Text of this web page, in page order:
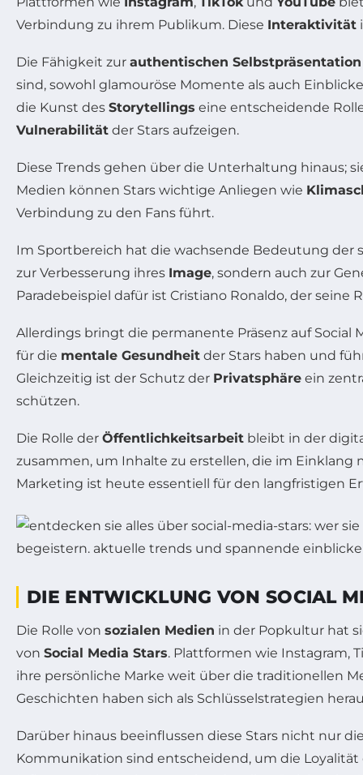
Verbindung zu ihrem Publikum. Diese Interaktivität
Die Fähigkeit zur authentischen Selbstpräsentation
sind, sowohl glamouröse Momente als auch
die Kunst des Storytellings eine entscheidende
Vulnerabilität der Stars aufzeigen.
Diese Trends gehen über die Unterhaltung hinaus;
Medien können Stars wichtige Anliegen wie
Verbindung zu den Fans führt.
Im Sportbereich hat die wachsende Bedeutung
zur Verbesserung ihres Image, sondern auch zur
Paradebeispiel dafür ist Cristiano Ronaldo, der
Allerdings bringt die permanente Präsenz auf Social
für die mentale Gesundheit der Stars haben und
Gleichzeitig ist der Schutz der Privatsphäre ein
schützen.
Die Rolle der Öffentlichkeitsarbeit bleibt in der
zusammen, um Inhalte zu erstellen, die im Einklang
Marketing ist heute essentiell für den langfristigen
DIE ENTWICKLUNG VON SOCIAL
Die Rolle von sozialen Medien in der Popkultur hat
von Social Media Stars. Plattformen wie Instagram,
ihre persönliche Marke weit über die traditionellen
Geschichten haben sich als Schlüsselstrategien
Darüber hinaus beeinflussen diese Stars nicht nur
Kommunikation sind entscheidend, um die